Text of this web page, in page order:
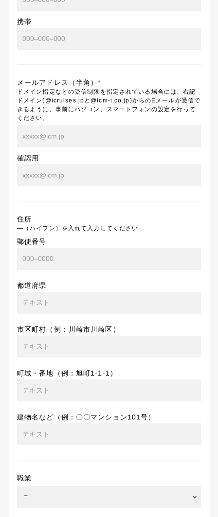
携帯
メールアドレス（半角）*
ドメイン指定などの受信制限を指定されている場合には、右記
ドメイン(@icruises.jpと@icm-i.co.jp)からのEメールが受信で
きるように、事前にパソコン、スマートフォンの設定を行って
ください。
確認用
住所
―（ハイフン）を入れて入力してください
郵便番号
都道府県
市区町村（例：川崎市川崎区）
町域・番地（例：旭町1-1-1）
建物名など（例：〇〇マンション101号）
職業